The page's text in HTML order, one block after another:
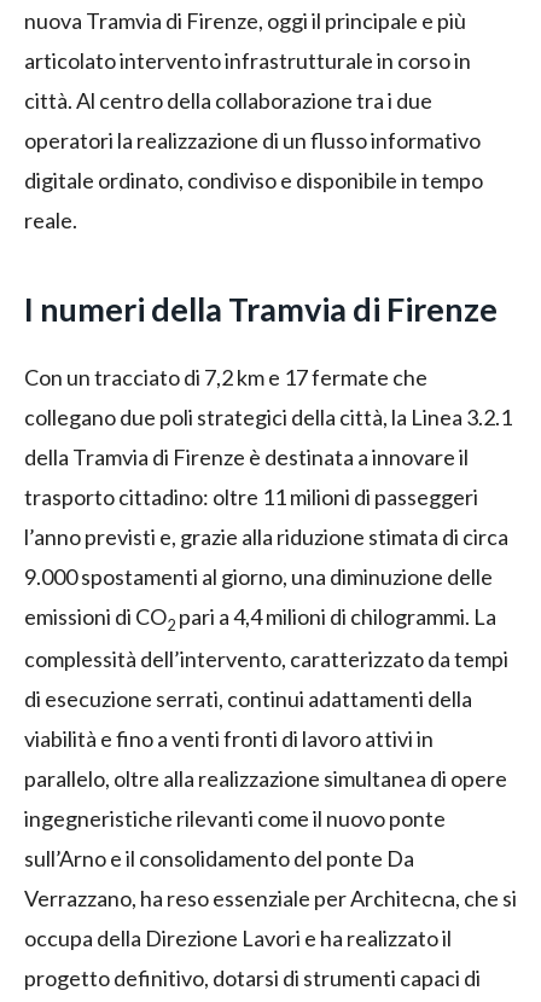
nuova Tramvia di Firenze, oggi il principale e più
articolato intervento infrastrutturale in corso in
città. Al centro della collaborazione tra i due
operatori la realizzazione di un flusso informativo
digitale ordinato, condiviso e disponibile in tempo
reale.
I numeri della Tramvia di Firenze
Con un tracciato di 7,2 km e 17 fermate che
collegano due poli strategici della città, la Linea 3.2.1
della Tramvia di Firenze è destinata a innovare il
trasporto cittadino: oltre 11 milioni di passeggeri
l’anno previsti e, grazie alla riduzione stimata di circa
9.000 spostamenti al giorno, una diminuzione delle
emissioni di CO2 pari a 4,4 milioni di chilogrammi. La
complessità dell’intervento, caratterizzato da tempi
di esecuzione serrati, continui adattamenti della
viabilità e fino a venti fronti di lavoro attivi in
parallelo, oltre alla realizzazione simultanea di opere
ingegneristiche rilevanti come il nuovo ponte
sull’Arno e il consolidamento del ponte Da
Verrazzano, ha reso essenziale per Architecna, che si
occupa della Direzione Lavori e ha realizzato il
progetto definitivo, dotarsi di strumenti capaci di